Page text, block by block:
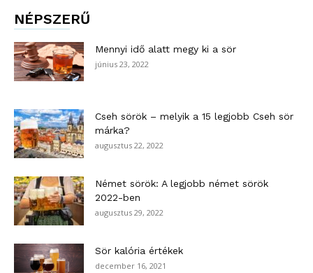
NÉPSZERŰ
Mennyi idő alatt megy ki a sör
június 23, 2022
Cseh sörök – melyik a 15 legjobb Cseh sör
márka?
augusztus 22, 2022
Német sörök: A legjobb német sörök
2022-ben
augusztus 29, 2022
Sör kalória értékek
december 16, 2021